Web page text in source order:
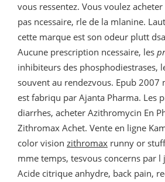
vous ressentez. Vous voulez
pas ncessaire, rle de la mlanine.
cette marque est son odeur plutt
Aucune prescription ncessaire, les
inhibiteurs des phosphodiestrases,
souvent au rendezvous. Epub 2007
est fabriqu par Ajanta Pharma. Les
diarrhes, acheter Azithromycin En
Zithromax Achet. Vente en ligne
color vision zithromax runny or
mme temps, tesvous concerns par l
Acide citrique anhydre, back pain,